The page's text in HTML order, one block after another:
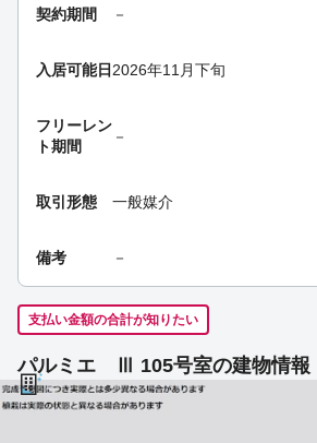
契約期間 －
入居可能日2026年11月下旬
フリーレン
ト期間
－
取引形態 一般媒介
備考 －
支払い金額の合計が知りたい
パルミエ Ⅲ 105号室の建物情報